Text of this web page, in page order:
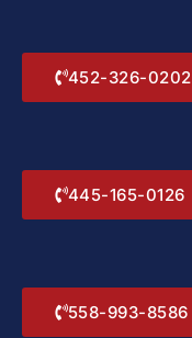
452-326-0202
445-165-0126
558-993-8586